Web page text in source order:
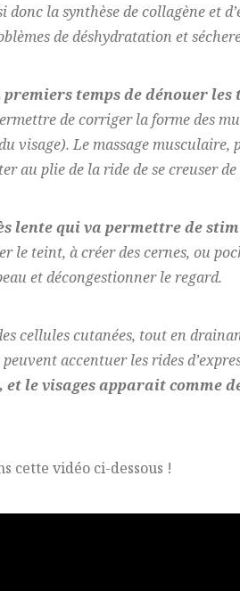
la synthèse de collagène et
de déshydratation et
temps de dénouer les
de corriger la forme des
visage). Le massage
au plie de la ride de se creuser
lente qui va permettre de
teint, à créer des cernes, ou
et décongestionner le regard.
cellules cutanées, tout en
accentuer les rides
et le visages apparait comme
cette vidéo ci-dessous !